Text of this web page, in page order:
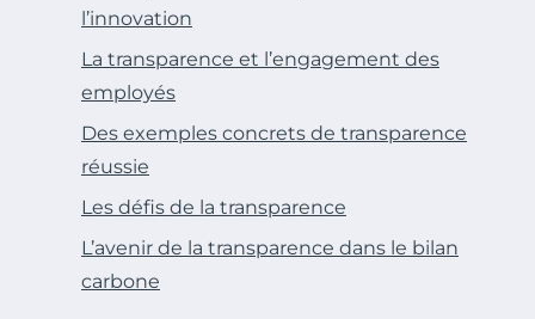
l’innovation
La transparence et l’engagement des
employés
Des exemples concrets de transparence
réussie
Les défis de la transparence
L’avenir de la transparence dans le bilan
carbone